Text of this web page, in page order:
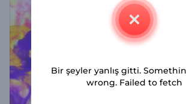
Bir şeyler yanlış gitti.
wrong. Failed to fetch